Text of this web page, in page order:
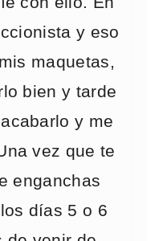
y eso
maquetas,
bien y tarde
y me
vez que te
enganchas
días 5 o 6